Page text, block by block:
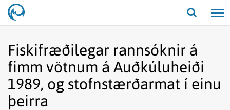
Opna/
Fiskifræðilegar rannsóknir á
fimm vötnum á Auðkúluheiði
1989, og stofnstærðarmat í einu
þeirra